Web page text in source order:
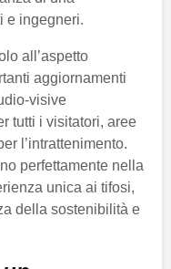
e ingegneri.
all’aspetto
aggiornamenti
visive
tutti i visitatori, aree
l’intrattenimento.
perfettamente nella
unica ai tifosi,
della sostenibilità e